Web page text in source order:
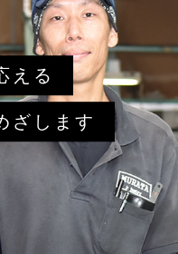
える
ざします